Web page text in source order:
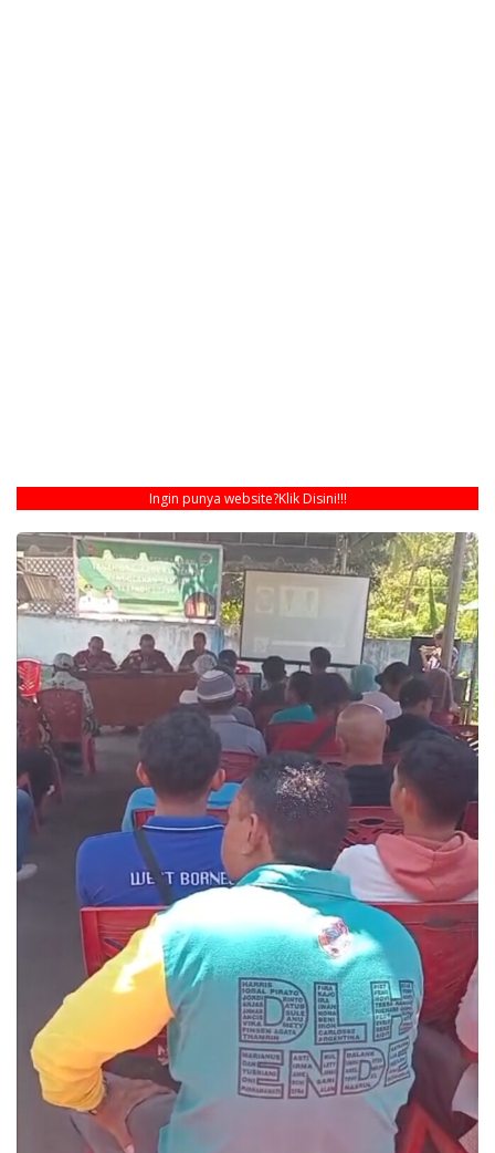
Ingin punya website?Klik Disini!!!